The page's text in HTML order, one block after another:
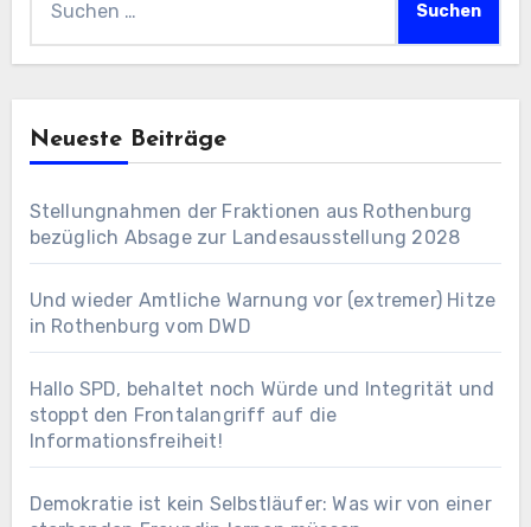
Neueste Beiträge
Stellungnahmen der Fraktionen aus Rothenburg
bezüglich Absage zur Landesausstellung 2028
Und wieder Amtliche Warnung vor (extremer) Hitze
in Rothenburg vom DWD
Hallo SPD, behaltet noch Würde und Integrität und
stoppt den Frontalangriff auf die
Informationsfreiheit!
Demokratie ist kein Selbstläufer: Was wir von einer